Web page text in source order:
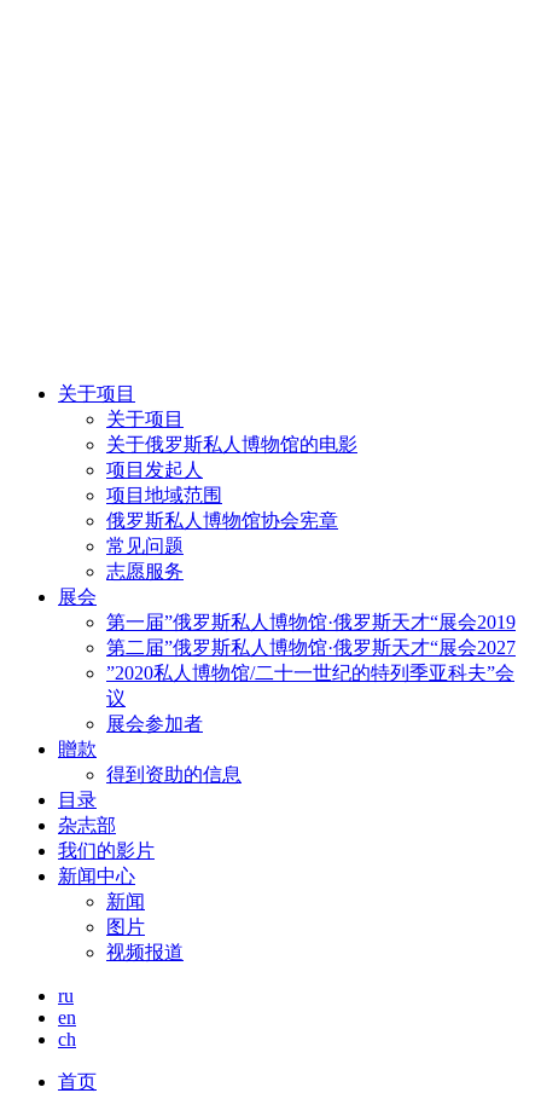
关于项目
关于项目
关于俄罗斯私人博物馆的电影
项目发起人
项目地域范围
俄罗斯私人博物馆协会宪章
常见问题
志愿服务
展会
第一届”俄罗斯私人博物馆·俄罗斯天才“展会2019
第二届”俄罗斯私人博物馆·俄罗斯天才“展会2027
”2020私人博物馆/二十一世纪的特列季亚科夫”会
议
展会参加者
贈款
得到资助的信息
目录
杂志部
我们的影片
新闻中心
新闻
图片
视频报道
ru
en
ch
首页